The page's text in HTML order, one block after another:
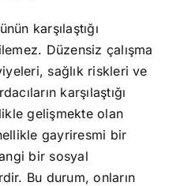
karşılaştığı
Düzensiz çalışma
sağlık riskleri ve
karşılaştığı
gelişmekte olan
gayriresmi bir
bir sosyal
Bu durum, onların